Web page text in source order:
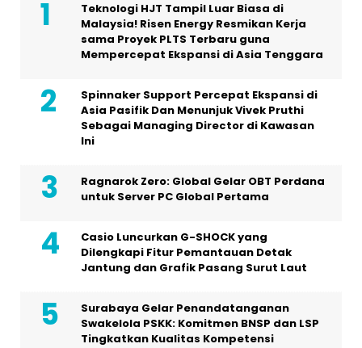
Teknologi HJT Tampil Luar Biasa di
Malaysia! Risen Energy Resmikan Kerja
sama Proyek PLTS Terbaru guna
Mempercepat Ekspansi di Asia Tenggara
Spinnaker Support Percepat Ekspansi di
Asia Pasifik Dan Menunjuk Vivek Pruthi
Sebagai Managing Director di Kawasan
Ini
Ragnarok Zero: Global Gelar OBT Perdana
untuk Server PC Global Pertama
Casio Luncurkan G-SHOCK yang
Dilengkapi Fitur Pemantauan Detak
Jantung dan Grafik Pasang Surut Laut
Surabaya Gelar Penandatanganan
Swakelola PSKK: Komitmen BNSP dan LSP
Tingkatkan Kualitas Kompetensi